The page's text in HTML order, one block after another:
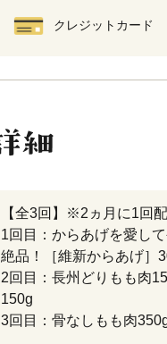
クレジットカード
【全3回】※2ヵ月に1回
1回目：からあげを愛し
絶品！［維新からあげ］
2回目：長州どりもも肉
150g
3回目：骨なしもも肉